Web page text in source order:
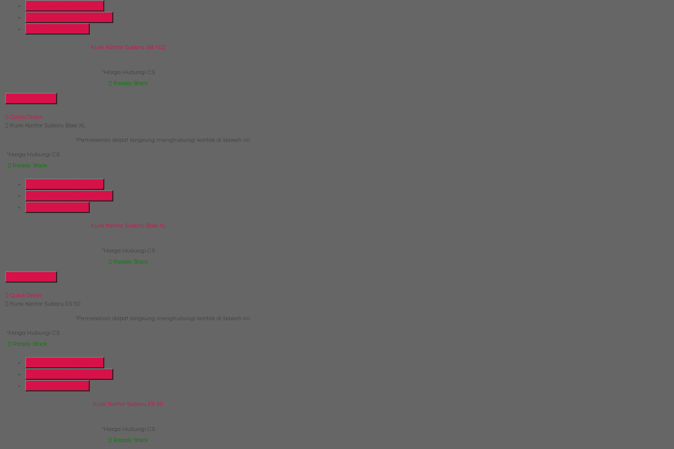
Kursi Kantor Subaru SB 102
*Harga Hubungi CS
Ready Stock
Quick Order
Kursi Kantor Subaru Boss XL
*Pemesanan dapat langsung menghubungi kontak di bawah ini:
*Harga Hubungi CS
Ready Stock
Kursi Kantor Subaru Boss XL
*Harga Hubungi CS
Ready Stock
Quick Order
Kursi Kantor Subaru ES 50
*Pemesanan dapat langsung menghubungi kontak di bawah ini:
*Harga Hubungi CS
Ready Stock
Kursi Kantor Subaru ES 50
*Harga Hubungi CS
Ready Stock